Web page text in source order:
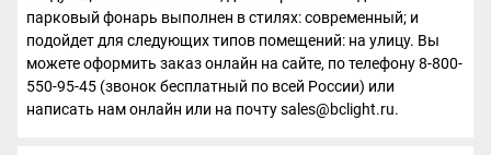
парковый фонарь выполнен в стилях: современный; и
подойдет для следующих типов помещений: на улицу. Вы
можете оформить заказ онлайн на сайте, по телефону 8-800-
550-95-45 (звонок бесплатный по всей России) или
написать нам онлайн или на почту sales@bclight.ru.